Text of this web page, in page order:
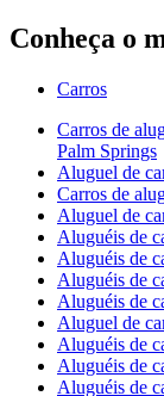
Conheça o
Carros
Carros de
Palm Springs
Aluguel de
Carros de
Aluguel de
Aluguéis de
Aluguéis de
Aluguéis de
Aluguéis de
Aluguel de
Aluguéis de
Aluguéis de
Aluguéis de